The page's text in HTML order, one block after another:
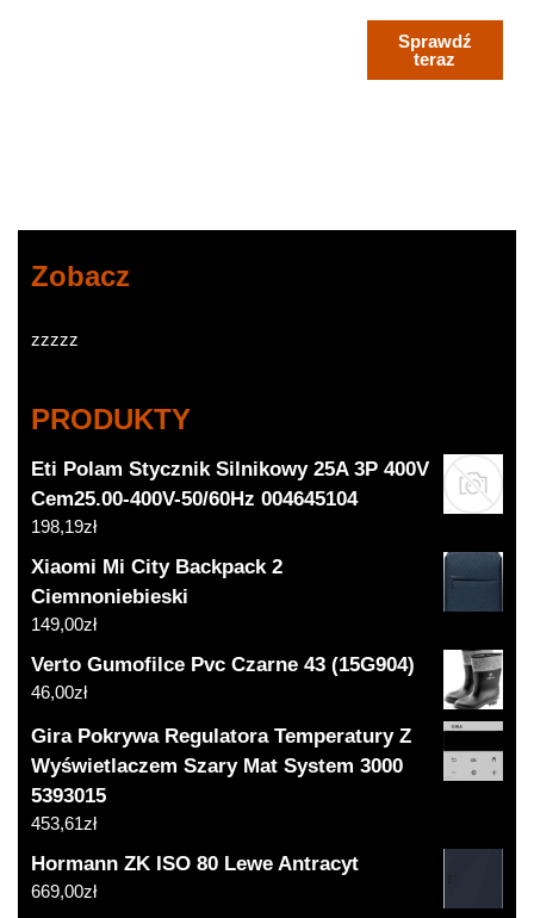
Sprawdź
teraz
Zobacz
zzzzz
PRODUKTY
Eti Polam Stycznik Silnikowy 25A 3P 400V
Cem25.00-400V-50/60Hz 004645104
198,19zł
Xiaomi Mi City Backpack 2
Ciemnoniebieski
149,00zł
Verto Gumofilce Pvc Czarne 43 (15G904)
46,00zł
Gira Pokrywa Regulatora Temperatury Z
Wyświetlaczem Szary Mat System 3000
5393015
453,61zł
Hormann ZK ISO 80 Lewe Antracyt
669,00zł